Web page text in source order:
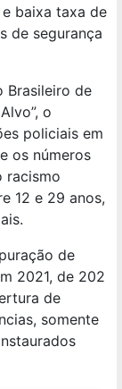
baixa taxa de
de segurança
Brasileiro de
o
policiais em
os números
racismo
12 e 29 anos,
de
2021, de 202
de
somente